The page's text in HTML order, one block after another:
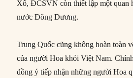
Xô, ĐCSVN còn thiết lập một quan
nước Đông Dương.
Trung Quốc cũng không hoàn toàn
của người Hoa khỏi Việt Nam.
đồng ý tiếp nhận những người Hoa